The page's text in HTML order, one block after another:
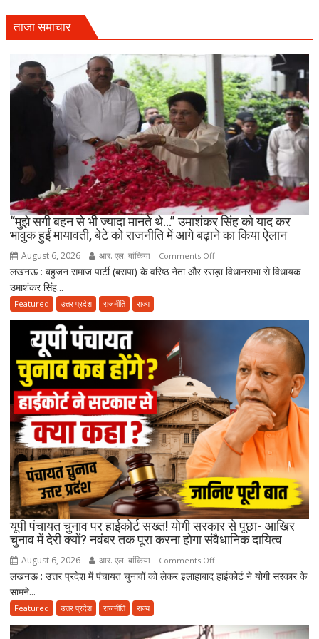
अकेले
विदा
पिता,
वृद्धाश्रम
में
कपड़ा
व्यापारी
मौत
ताजा समाचार
“मुझे सगी बहन से भी ज्यादा मानते थे…” उमाशंकर सिंह को याद कर
भावुक हुईं मायावती, बेटे को राजनीति में आगे बढ़ाने का किया ऐलान
August 6, 2026 आर. एल. बांकिया Comments Offon
“मुझे
उमाशंकर
सिंह
को
याद
कर
भावुक
हुईं
मायावती,
बेटे
को
आगे
किया
लखनऊ : बहुजन समाज पार्टी (बसपा) के वरिष्ठ नेता और रसड़ा विधानसभा से विधायक
उमाशंकर सिंह...
Featured उत्तर प्रदेश राजनीति राज्य
यूपी पंचायत चुनाव पर हाईकोर्ट सख्त! योगी सरकार से पूछा- आखिर
चुनाव में देरी क्यों? नवंबर तक पूरा करना होगा संवैधानिक दायित्व
August 6, 2026 आर. एल. बांकिया Comments Offon
यूपी
लखनऊ : उत्तर प्रदेश में पंचायत चुनावों को लेकर इलाहाबाद हाईकोर्ट ने योगी सरकार के
सामने...
Featured उत्तर प्रदेश राजनीति राज्य